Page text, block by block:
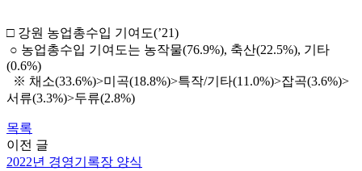
□ 강원 농업총수입 기여도(’21)
○ 농업총수입 기여도는 농작물(76.9%), 축산(22.5%), 기타
(0.6%)
※ 채소(33.6%)>미곡(18.8%)>특작/기타(11.0%)>잡곡(3.6%)>
서류(3.3%)>두류(2.8%)
목록
이전 글
2022년 경영기록장 양식